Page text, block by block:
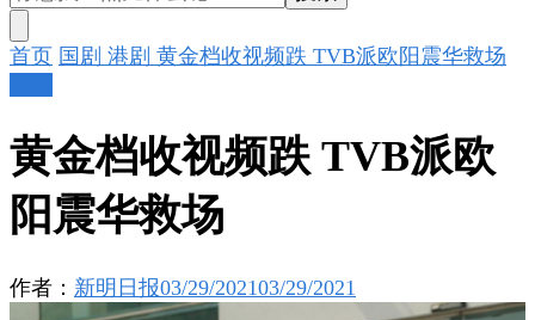
么
东
西
吗?
首页 国剧 港剧 黄金档收视频跌 TVB派欧阳震华救场
黄金档收视频跌 TVB派欧
阳震华救场
作者： 新明日报03/29/202103/29/2021